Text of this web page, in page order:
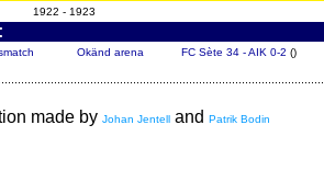
1922 - 1923
Okänd arena FC Sète 34 - AIK 0-2 ()
made by Johan Jentell and Patrik Bodin